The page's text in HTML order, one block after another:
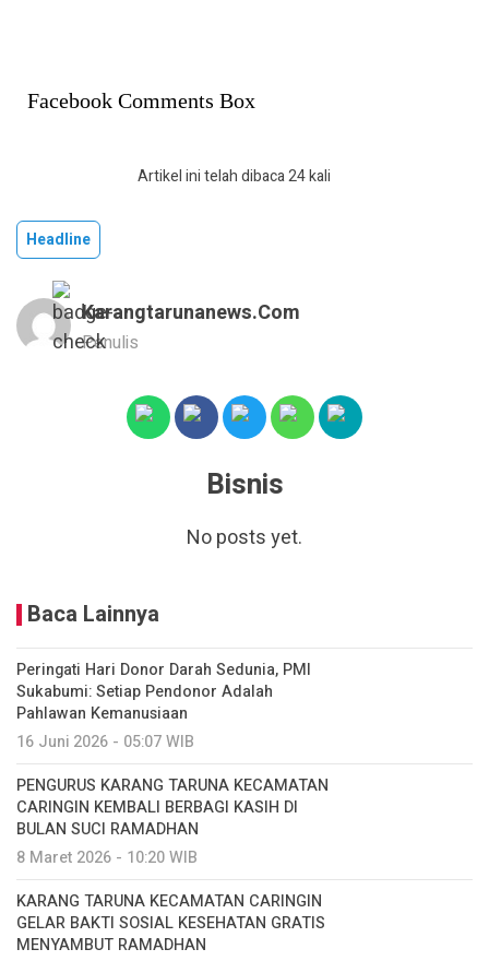
Facebook Comments Box
Artikel ini telah dibaca 24 kali
Headline
Karangtarunanews.com
Penulis
Bisnis
No posts yet.
Baca Lainnya
Peringati Hari Donor Darah Sedunia, PMI
Sukabumi: Setiap Pendonor Adalah
Pahlawan Kemanusiaan
16 Juni 2026 - 05:07 WIB
PENGURUS KARANG TARUNA KECAMATAN
CARINGIN KEMBALI BERBAGI KASIH DI
BULAN SUCI RAMADHAN
8 Maret 2026 - 10:20 WIB
KARANG TARUNA KECAMATAN CARINGIN
GELAR BAKTI SOSIAL KESEHATAN GRATIS
MENYAMBUT RAMADHAN